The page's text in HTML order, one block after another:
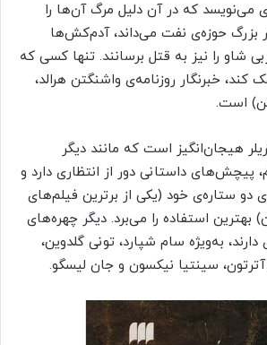
می‌نویسد که در آن دلیل مرگ آن‌ها را
بزرگ حوزه‌ی نفت می‌داند، آدم‌کش‌ها
شاو را نیز به قتل برسانند. تنها کسی که
کند، خبرنگار روزنامه‌ی واشنگتن هرالد،
است.
هیجان‌انگیز است که مانند دیگر
داستانی دور از انتظاری دارد و
دو ستاره‌ی ‌خود (یکی از برترین فیلم‌های
استفاده را می‌برد. دیگر چهره‌های
به‌ویژه سام شپارد، تونی گلدوین،
آترتون، سینتیا نیکسون و جان لیسگو.